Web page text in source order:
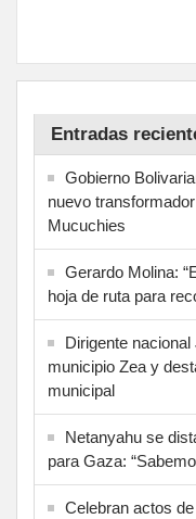
Entradas
Gobierno
nuevo
Mucuchies
Gerardo Molina:
hoja de ruta para
Dirigente
municipio Zea y
municipal
Netanyahu se
para Gaza:
Celebran actos